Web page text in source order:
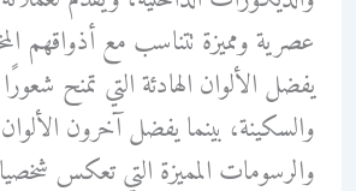
عصرية ومميزة تتناسب مع أذواقهم
يفضل الألوان الهادئة التي تمنح
والسكينة، بينما يفضل آخرون
والرسومات المميزة التي تعكس